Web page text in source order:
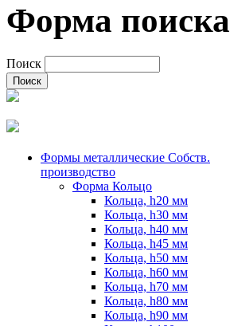
Форма поиска
Поиск
Формы металлические Собств.
производство
Форма Кольцо
Кольца, h20 мм
Кольца, h30 мм
Кольца, h40 мм
Кольца, h45 мм
Кольца, h50 мм
Кольца, h60 мм
Кольца, h70 мм
Кольца, h80 мм
Кольца, h90 мм